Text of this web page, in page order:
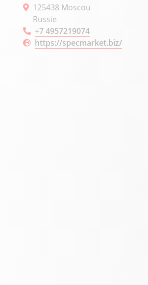
125438 Moscou
Russie
+7 4957219074
https://specmarket.biz/